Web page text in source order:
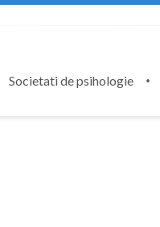
Societati de psihologie